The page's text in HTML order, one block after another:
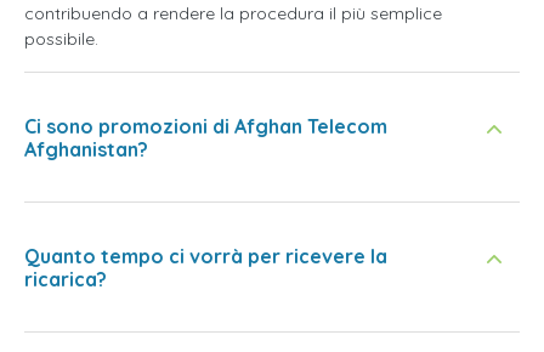
contribuendo a rendere la procedura il più semplice
possibile.
Ci sono promozioni di Afghan Telecom
Afghanistan?
Quanto tempo ci vorrà per ricevere la
ricarica?